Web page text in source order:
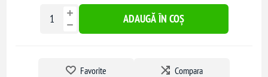
ADAUGĂ ÎN COȘ
Favorite Compara